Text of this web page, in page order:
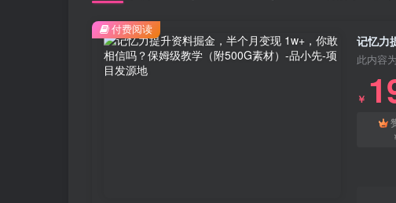
此内容
￥
付费阅读